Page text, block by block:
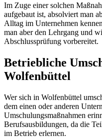
Im Zuge einer solchen
aufgebaut ist, absolviert man
Alltag im Unternehmen
man aber den Lehrgang und
Abschlussprüfung vorbereitet.
Betriebliche
Wolfenbüttel
Wer sich in Wolfenbüttel
dem einen oder anderen
Umschulungsmaßnahmen
Berufsausbildungen, da die
im Betrieb erlernen.